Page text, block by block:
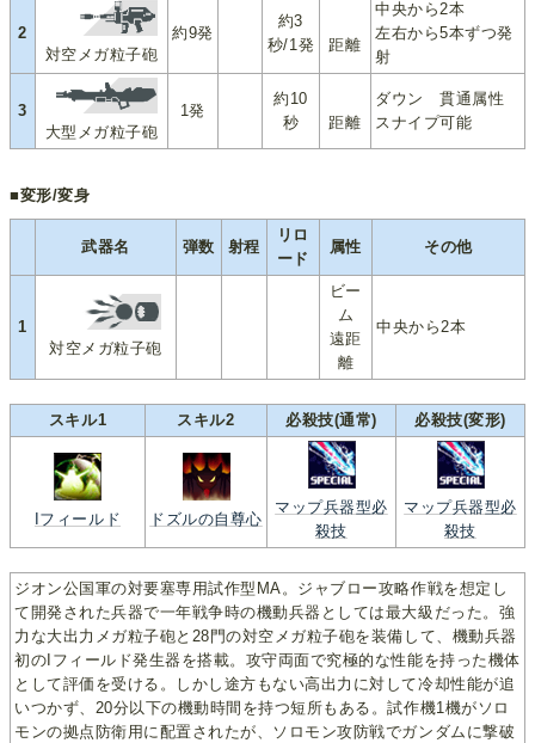
2
対空メガ粒子砲
約9発
約3
秒/1発
距離
中央から2本
左右から5本ずつ発
射
3
大型メガ粒子砲
1発
約10
秒
距離
ダウン 貫通属性
スナイプ可能
■変形/変身
武器名 弾数 射程
リロ
ード
属性 その他
1
対空メガ粒子砲
ビー
ム
遠距
離
中央から2本
スキル1 スキル2 必殺技(通常) 必殺技(変形)
Iフィールド ドズルの自尊心
マップ兵器型必
殺技
マップ兵器型必
殺技
ジオン公国軍の対要塞専用試作型MA。ジャブロー攻略作戦を想定し
て開発された兵器で一年戦争時の機動兵器としては最大級だった。強
力な大出力メガ粒子砲と28門の対空メガ粒子砲を装備して、機動兵器
初のIフィールド発生器を搭載。攻守両面で究極的な性能を持った機体
として評価を受ける。しかし途方もない高出力に対して冷却性能が追
いつかず、20分以下の機動時間を持つ短所もある。試作機1機がソロ
モンの拠点防衛用に配置されたが、ソロモン攻防戦でガンダムに撃破